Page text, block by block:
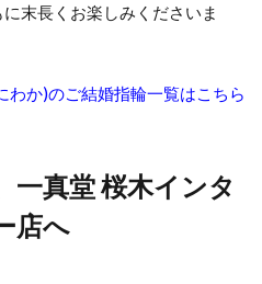
新潟結婚指輪おすすめ
発田市
新発田市NIWAKA
郎サプライズ
日本
しい結婚指輪
末長くお楽しみくださいま
か)のご結婚指輪一覧はこちら
一真堂 桜木インタ
店へ